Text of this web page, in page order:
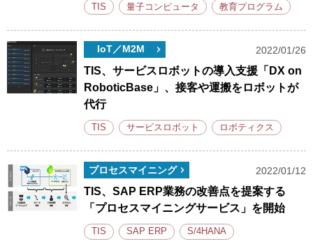
TIS 量子コンピュータ 教育プログラム
IoT／M2M 2022/01/26
TIS、サービスロボットの導入支援「DX on
RoboticBase」、接客や運搬をロボットが
代行
TIS サービスロボット ロボティクス
プロセスマイニング 2022/01/12
TIS、SAP ERP業務の改善点を提案する
「プロセスマイニングサービス」を開始
TIS SAP ERP S/4HANA